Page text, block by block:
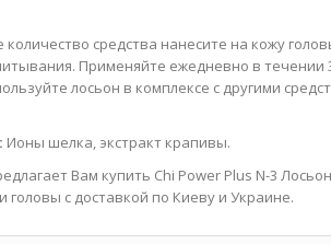
средства нанесите на кожу
Применяйте ежедневно в течении
лосьон в комплексе с другими
Ионы шелка, экстракт крапивы.
Вам купить Chi Power Plus N-3
головы с доставкой по Киеву и Украине.